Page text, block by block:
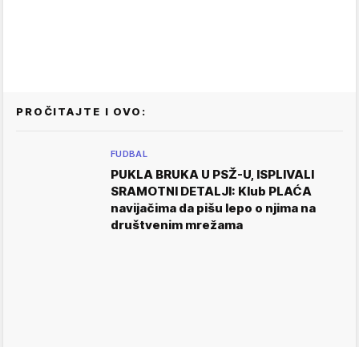
PROČITAJTE I OVO:
FUDBAL
PUKLA BRUKA U PSŽ-U, ISPLIVALI
SRAMOTNI DETALJI: Klub PLAĆA
navijačima da pišu lepo o njima na
društvenim mrežama